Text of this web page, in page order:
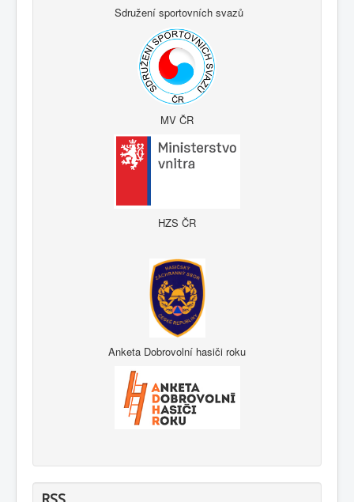
Sdružení sportovních svazů
MV ČR
HZS ČR
Anketa Dobrovolní hasiči roku